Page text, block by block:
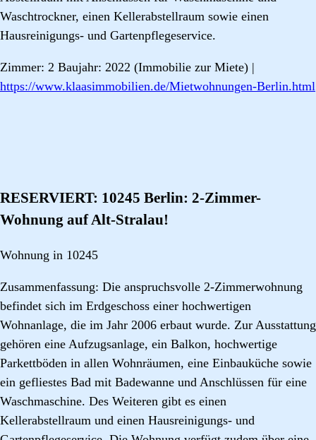
Waschtrockner, einen Kellerabstellraum sowie einen
Hausreinigungs- und Gartenpflegeservice.
Zimmer: 2 Baujahr: 2022 (Immobilie zur Miete) |
https://www.klaasimmobilien.de/Mietwohnungen-Berlin.html
RESERVIERT: 10245 Berlin: 2-Zimmer-
Wohnung auf Alt-Stralau!
Wohnung in 10245
Zusammenfassung: Die anspruchsvolle 2-Zimmerwohnung
befindet sich im Erdgeschoss einer hochwertigen
Wohnanlage, die im Jahr 2006 erbaut wurde. Zur Ausstattung
gehören eine Aufzugsanlage, ein Balkon, hochwertige
Parkettböden in allen Wohnräumen, eine Einbauküche sowie
ein gefliestes Bad mit Badewanne und Anschlüssen für eine
Waschmaschine. Des Weiteren gibt es einen
Kellerabstellraum und einen Hausreinigungs- und